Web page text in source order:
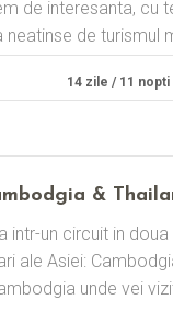
de interesanta, cu
neatinse de turismul
14 zile / 11 nopti
&
intr-un circuit in
ale Asiei:
unde vei